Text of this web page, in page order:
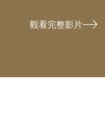
觀看完整影片